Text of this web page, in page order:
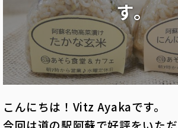
す。
こんにちは！Vitz Ayakaです。
今回は道の駅阿蘇で好評をいた